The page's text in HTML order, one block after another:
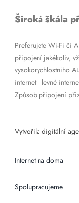
Široká škála
Preferujete Wi-Fi či
připojení jakékoliv,
vysokorychlostního
internet i levné
Způsob připojení
Vytvořila digitální
Internet na doma
Spolupracujeme